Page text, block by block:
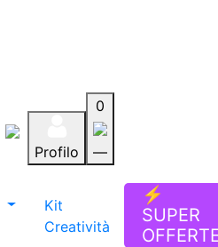
Profilo
0
—
Kit
Creatività
⚡
SUPER